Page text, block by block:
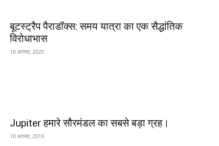
बूटस्ट्रैप पैराडॉक्स: समय यात्रा का एक सैद्धांतिक
विरोधाभास
10 अगस्त, 2020
Jupiter हमारे सौरमंडल का सबसे बड़ा ग्रह।
10 अगस्त, 2019